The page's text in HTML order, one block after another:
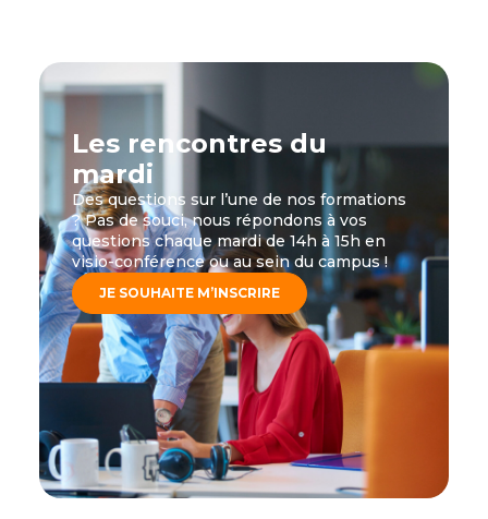
Les rencontres du
mardi
Des questions sur l’une de nos formations
? Pas de souci, nous répondons à vos
questions chaque mardi de 14h à 15h en
visio-conférence ou au sein du campus !
JE SOUHAITE M’INSCRIRE